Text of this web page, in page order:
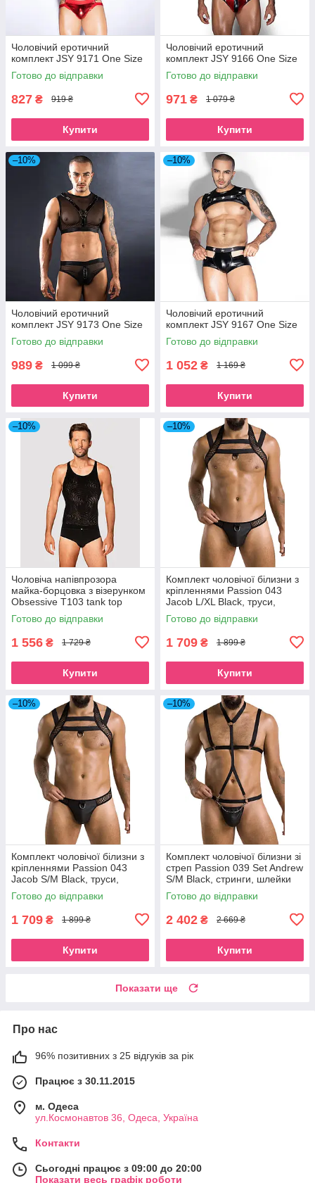
Чоловічий еротичний
комплект JSY 9171 One Size
Готово до відправки
827 ₴ 919 ₴
Купити
Чоловічий еротичний
комплект JSY 9166 One Size
Готово до відправки
971 ₴ 1 079 ₴
Купити
–10%
Чоловічий еротичний
комплект JSY 9173 One Size
Готово до відправки
989 ₴ 1 099 ₴
Купити
–10%
Чоловічий еротичний
комплект JSY 9167 One Size
Готово до відправки
1 052 ₴ 1 169 ₴
Купити
–10%
Чоловіча напівпрозора
майка-борцовка з візерунком
Obsessive T103 tank top
S/M/L, чорна SO7311
Готово до відправки
1 556 ₴ 1 729 ₴
Купити
–10%
Комплект чоловічої білизни з
кріпленнями Passion 043
Jacob L/XL Black, труси,
шлейки SO7600
Готово до відправки
1 709 ₴ 1 899 ₴
Купити
–10%
Комплект чоловічої білизни з
кріпленнями Passion 043
Jacob S/M Black, труси,
шлейки SO7601
Готово до відправки
1 709 ₴ 1 899 ₴
Купити
–10%
Комплект чоловічої білизни зі
стреп Passion 039 Set Andrew
S/M Black, стринги, шлейки
SO7589
Готово до відправки
2 402 ₴ 2 669 ₴
Купити
Показати ще
Про нас
96% позитивних з 25 відгуків за рік
Працює з 30.11.2015
м. Одеса
ул.Космонавтов 36, Одеса, Україна
Контакти
Сьогодні працює з 09:00 до 20:00
Показати весь графік роботи